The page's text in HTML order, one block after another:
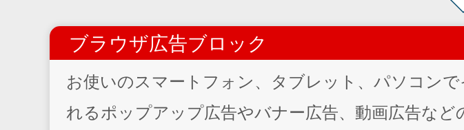
ブラウザ広告ブロック
お使いのスマートフォン、タブレット、パソコン
れるポップアップ広告やバナー広告、動画広告など